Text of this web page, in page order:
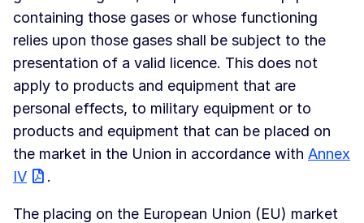
containing those gases or whose functioning
relies upon those gases shall be subject to the
presentation of a valid licence. This does not
apply to products and equipment that are
personal effects, to military equipment or to
products and equipment that can be placed on
the market in the Union in accordance with Annex
IV
.
The placing on the European Union (EU) market